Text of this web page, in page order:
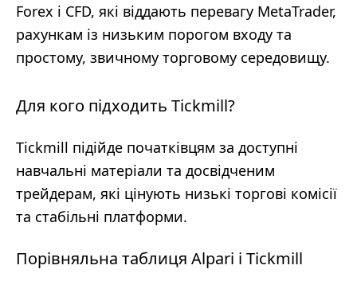
Forex і CFD, які віддають перевагу MetaTrader,
рахункам із низьким порогом входу та
простому, звичному торговому середовищу.
Для кого підходить Tickmill?
Tickmill підійде початківцям за доступні
навчальні матеріали та досвідченим
трейдерам, які цінують низькі торгові комісії
та стабільні платформи.
Порівняльна таблиця Alpari і Tickmill